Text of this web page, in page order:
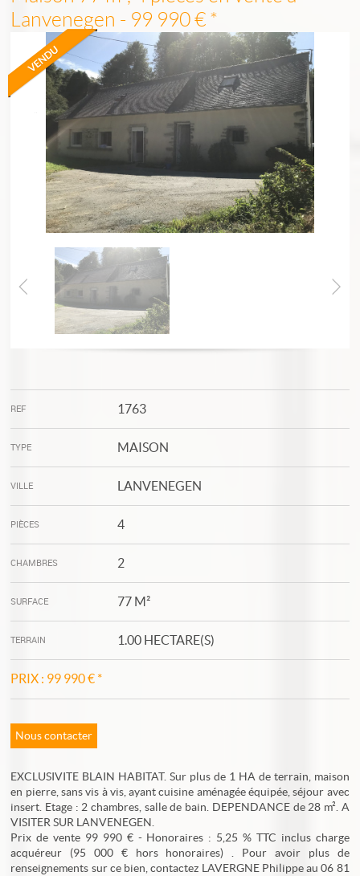
Lanvenegen - 99 990 € *
REF 1763
TYPE MAISON
VILLE LANVENEGEN
PIÈCES 4
CHAMBRES 2
SURFACE 77 M²
TERRAIN 1.00 HECTARE(S)
PRIX : 99 990 € *
Nous contacter
EXCLUSIVITE BLAIN HABITAT. Sur plus de 1 HA de terrain, maison
en pierre, sans vis à vis, ayant cuisine aménagée équipée, séjour avec
insert. Etage : 2 chambres, salle de bain. DEPENDANCE de 28 m². A
VISITER SUR LANVENEGEN.
Prix de vente 99 990 € - Honoraires : 5,25 % TTC inclus charge
acquéreur (95 000 € hors honoraires) . Pour avoir plus de
renseignements sur ce bien, contactez LAVERGNE Philippe au 06 81